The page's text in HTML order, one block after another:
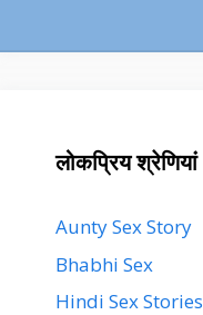
लोकप्रिय श्रेणियां
Aunty Sex Story
Bhabhi Sex
Hindi Sex Stories